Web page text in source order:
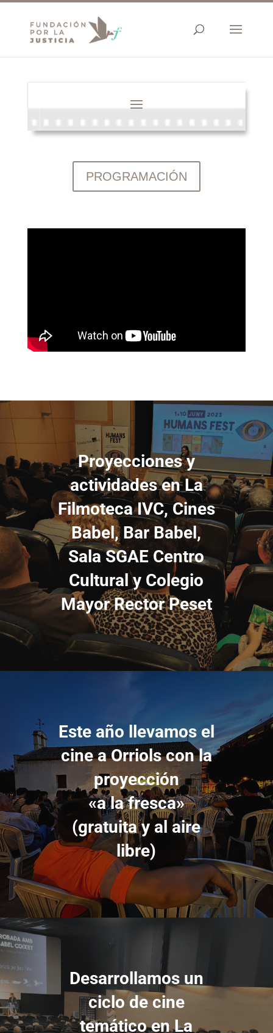
PROGRAMACIÓN
Proyecciones y
actividades en La
Filmoteca IVC, Cines
Babel, Bar Babel,
Sala SGAE Centro
Cultural y Colegio
Mayor Rector Peset
Este año llevamos el
cine a Orriols con la
proyección
«a la fresca»
(gratuita y al aire
libre)
Desarrollamos un
ciclo de cine
temático en La